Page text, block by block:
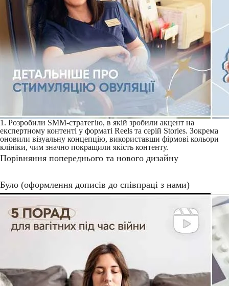
1. Розробили SMM-стратегію, в якій зробили акцент на
експертному контенті у форматі Reels та серій Stories. Зокрема
оновили візуальну концепцію, використавши фірмові кольори
клініки, чим значно покращили якість контенту.
Порівняння попереднього та нового дизайну
Було (оформлення дописів до співпраці з нами)